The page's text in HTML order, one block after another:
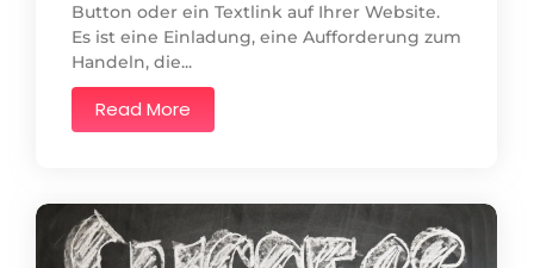
Button oder ein Textlink auf Ihrer Website.
Es ist eine Einladung, eine Aufforderung zum
Handeln, die...
Read More